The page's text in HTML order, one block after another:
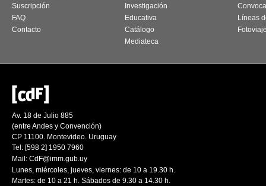
Suscripción
FAQ
Contacto
Investigación
Educativa
Catálogo
Mediateca
Líneas
Av. 18 de Julio 885
(entre Andes y Convención)
CP 11100. Montevideo. Uruguay
Tel: [598 2] 1950 7960
Mail: CdF@imm.gub.uy
Lunes, miércoles, jueves, viernes: de 10 a 19.30 h.
Martes: de 10 a 21 h. Sábados de 9.30 a 14.30 h.